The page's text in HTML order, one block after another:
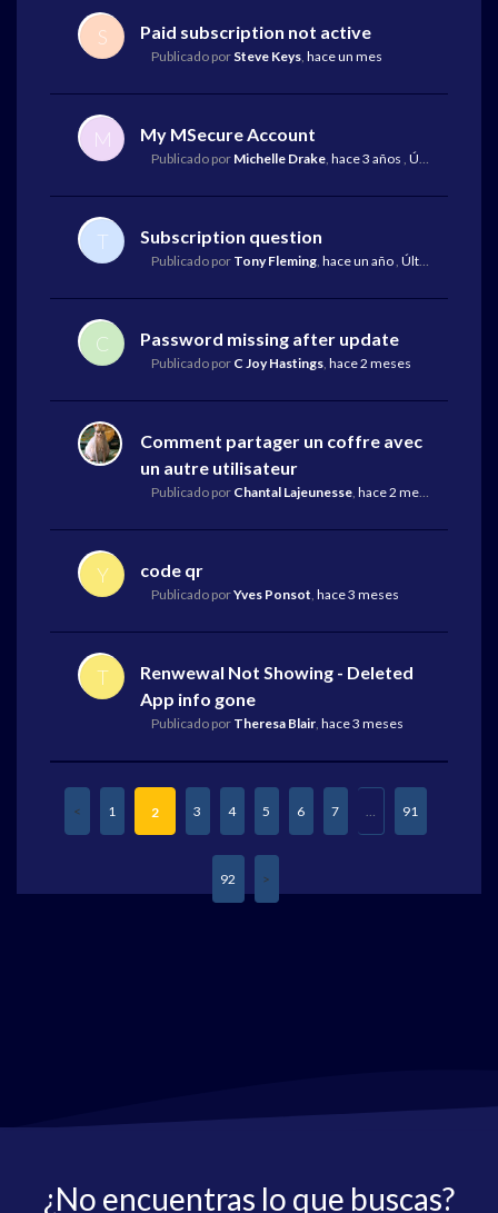
S Paid subscription not active
Publicado por Steve Keys, hace un mes
M My MSecure Account
Publicado por Michelle Drake, hace 3 años , Última respuesta
T Subscription question
Publicado por Tony Fleming, hace un año, Última respuesta
C Password missing after update
Publicado por C Joy Hastings, hace 2 meses
Comment partager un coffre avec
un autre utilisateur
Publicado por Chantal Lajeunesse, hace 2 meses
Y code qr
Publicado porYves Ponsot, hace 3 meses
T
Renwewal Not Showing - Deleted
App info gone
Publicado por Theresa Blair, hace 3 meses
1 2 3 4 5 6 7 … 91
92
¿No encuentras lo que buscas?